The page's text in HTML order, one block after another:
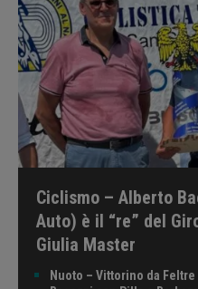
Ciclismo – Alberto
Auto) è il “re” del
Giulia Master
Nuoto – Vittorino da